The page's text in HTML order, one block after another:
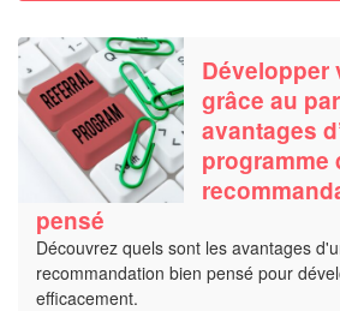
Développer
grâce au
avantages
programme
pensé
Découvrez quels sont les avantages
recommandation bien pensé pour
efficacement.